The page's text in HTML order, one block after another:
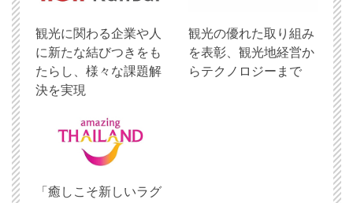
観光に関わる企業や人
に新たな結びつきをも
たらし、様々な課題解
決を実現
観光の優れた取り組み
を表彰、観光地経営か
らテクノロジーまで
「癒しこそ新しいラグ